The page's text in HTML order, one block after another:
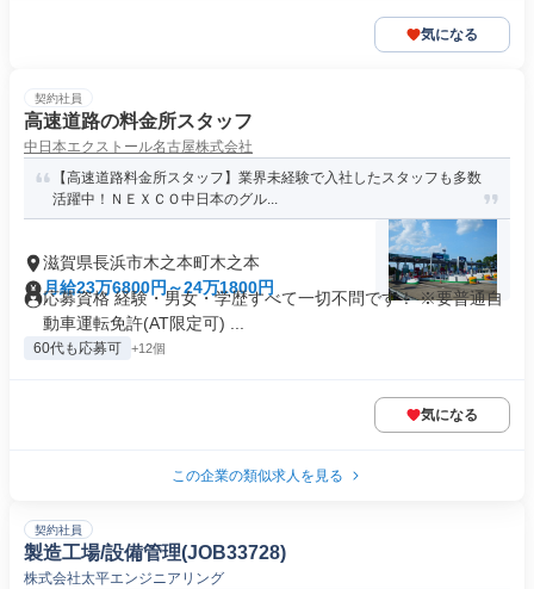
気になる
契約社員
高速道路の料金所スタッフ
中日本エクストール名古屋株式会社
【高速道路料金所スタッフ】業界未経験で入社したスタッフも多数
活躍中！ＮＥＸＣＯ中日本のグル...
滋賀県長浜市木之本町木之本
月給23万6800円～24万1800円
応募資格 経験・男女・学歴すべて一切不問です！ ※要普通自
動車運転免許(AT限定可) ...
60代も応募可 +12個
気になる
この企業の類似求人を見る
契約社員
製造工場/設備管理(JOB33728)
株式会社太平エンジニアリング